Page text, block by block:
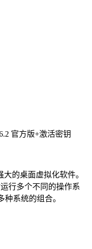
官方版+激活密钥
大的桌面虚拟化软件。
行多个不同的操作系
种系统的组合。